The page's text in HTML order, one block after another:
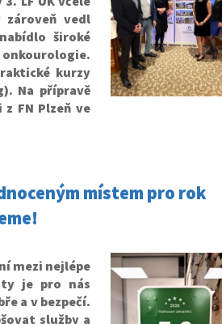
vedl
široké
kurzy
Na přípravě
FN Plzeň ve
místem pro rok
mezi nejlépe
je pro nás
a v bezpečí.
služby a